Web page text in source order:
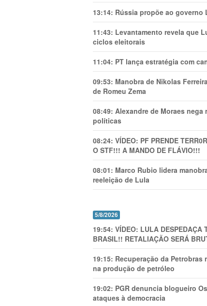
13:14: Rússia propõe ao governo
11:43: Levantamento revela que
ciclos eleitorais
11:04: PT lança estratégia com
09:53: Manobra de Nikolas
de Romeu Zema
08:49: Alexandre de Moraes
políticas
08:24: VÍDEO: PF PRENDE
O STF!!! A MANDO DE FLÁVIO!!!
08:01: Marco Rubio lidera
reeleição de Lula
5/8/2026
19:54: VÍDEO: LULA DESPEDAÇA
BRASIL!! RETALIAÇÃO SERÁ
19:15: Recuperação da
na produção de petróleo
19:02: PGR denuncia blogueiro
ataques à democracia